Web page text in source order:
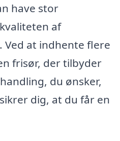
have stor
af
at indhente flere
frisør, der tilbyder
du ønsker,
dig, at du får en